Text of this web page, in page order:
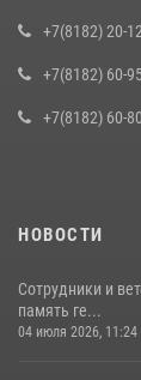
+7(8182) 20-
+7(8182) 60-
+7(8182) 60-
НОВОСТИ
Сотрудники и
память ге...
04 июля 2026, 11:24